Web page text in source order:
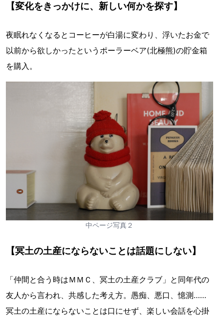
【変化をきっかけに、新しい何かを探す】
夜眠れなくなるとコーヒーが白湯に変わり、浮いたお金で
以前から欲しかったというポーラーベア(北極熊)の貯金箱
を購入。
中ページ写真２
【冥土の土産にならないことは話題にしない】
「仲間と合う時はＭＭＣ、冥土の土産クラブ」と同年代の
友人から言われ、共感した考え方。愚痴、悪口、憶測……
冥土の土産にならないことは口にせず、楽しい会話を心掛